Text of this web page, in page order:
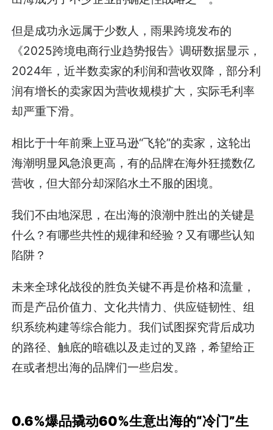
但是成功永远属于少数人，雨果跨境发布的
《2025跨境电商行业趋势报告》调研数据显示，
2024年，近半数卖家的利润和营收双降，部分利
润有增长的卖家因为营收规模扩大，实际毛利率
却严重下滑。
相比于十年前乘上亚马逊“飞轮”的卖家，这轮出
海潮明显风急浪更高，有的品牌在海外狂揽数亿
营收，但大部分却深陷水土不服的困境。
我们不由地深思，在出海的浪潮中胜出的关键是
什么？有哪些共性的规律和经验？又有哪些认知
陷阱？
未来全球化战役的胜负关键不再是价格和流量，
而是产品价值力、文化共情力、供应链韧性、组
织系统构建等综合能力。我们试图探究背后成功
的路径、触底的暗礁以及走过的叉路，希望给正
在或者想出海的品牌们一些启发。
0.6%爆品撬动60%生意出海的“冷门”生